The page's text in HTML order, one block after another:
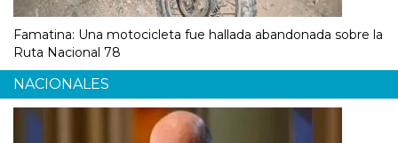
Famatina: Una motocicleta fue hallada abandonada sobre la
Ruta Nacional 78
NACIONALES